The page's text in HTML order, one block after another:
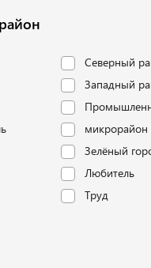
Северный
Западный
Зелёный
Любитель
Труд